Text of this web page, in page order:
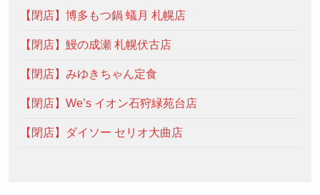
【閉店】博多もつ鍋 蟻月 札幌店
【閉店】鰻の成瀬 札幌伏古店
【閉店】みゆきちゃん定食
【閉店】We’s イオン石狩緑苑台店
【閉店】ダイソー セリオ大曲店